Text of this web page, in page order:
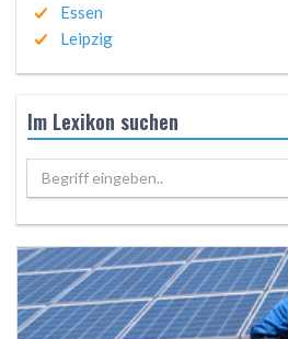
Essen
Leipzig
Im Lexikon suchen
Begriff eingeben..